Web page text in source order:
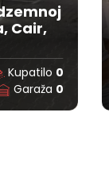
Cair,
Kupatilo 0
Garaža 0